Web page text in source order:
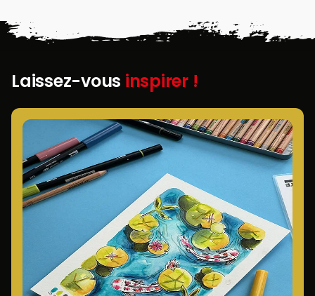
Laissez-vous inspirer !